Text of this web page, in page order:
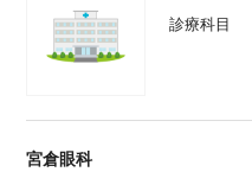
診療科目
宮倉眼科